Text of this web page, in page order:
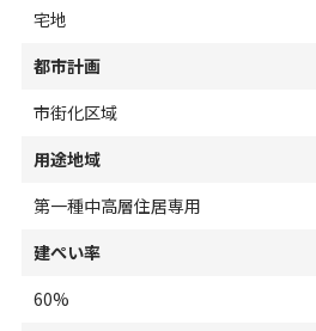
宅地
都市計画
市街化区域
用途地域
第一種中高層住居専用
建ぺい率
60%